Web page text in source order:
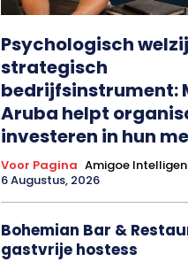
Psychologisch
strategisch
bedrijfsinstrument:
Aruba helpt
investeren in hun
Voor Pagina Amigoe
6 Augustus, 2026
Bohemian Bar &
gastvrije hostess